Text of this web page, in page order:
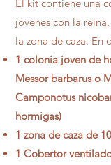
El kit contiene una
jóvenes con la
la zona de caza. En
1 colonia joven de
Messor barbarus o
Camponotus
hormigas)
1 zona de caza de
1 Cobertor